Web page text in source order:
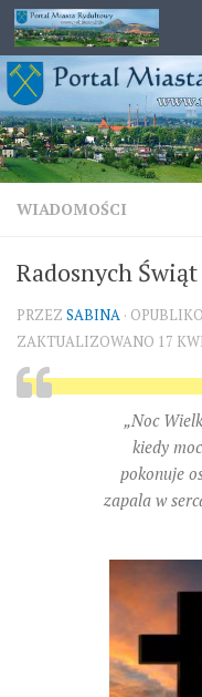
Przejdź do treści
WIADOMOŚCI
Radosnych
PRZEZ SABINA ·
ZAKTUALIZOWANO 17
„Noc
kiedy
pokonuje
zapala w